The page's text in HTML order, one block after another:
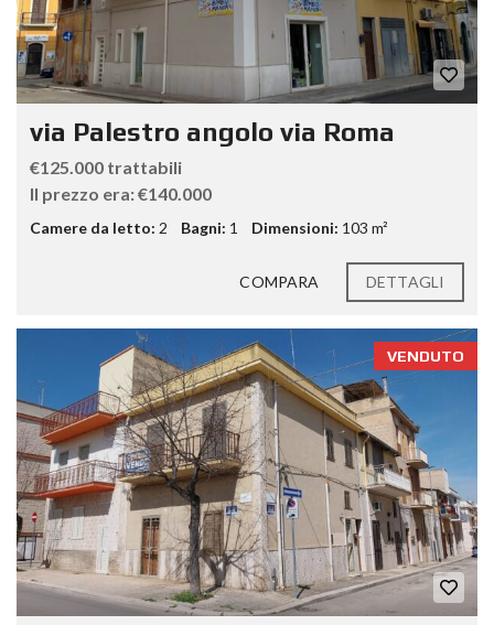
via Palestro angolo via Roma
€125.000 trattabili
Il prezzo era: €140.000
Camere da letto: 2 Bagni: 1 Dimensioni: 103 m²
COMPARA DETTAGLI
VENDUTO